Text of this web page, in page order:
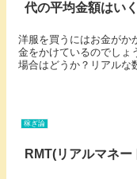
代の平均金額はい
洋服を買うにはお金がか
金をかけているのでしょ
場合はどうか？リアルな
稼ぎ論
RMT(リアルマネ